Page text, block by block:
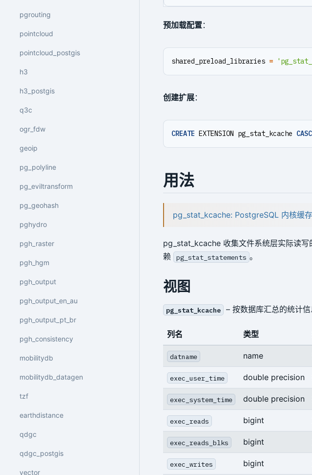
pgrouting
pointcloud
pointcloud_postgis
h3
h3_postgis
q3c
ogr_fdw
geoip
pg_polyline
pg_eviltransform
pg_geohash
pghydro
pgh_raster
pgh_hgm
pgh_output
pgh_output_en_au
pgh_output_pt_br
pgh_consistency
mobilitydb
mobilitydb_datagen
tzf
earthdistance
qdgc
qdgc_postgis
vector
预加载配置：
shared_preload_libraries =
创建扩展：
CREATE EXTENSION pg_stat_kcache
用法
pg_stat_kcache: PostgreSQL 内核缓
pg_stat_kcache 收集文件系统层实际读
赖
pg_stat_statements 。
视图
pg_stat_kcache – 按数据库汇总的统计信
列名 类型
datname name
exec_user_time double precision
exec_system_time double precision
exec_reads bigint
exec_reads_blks bigint
exec_writes bigint